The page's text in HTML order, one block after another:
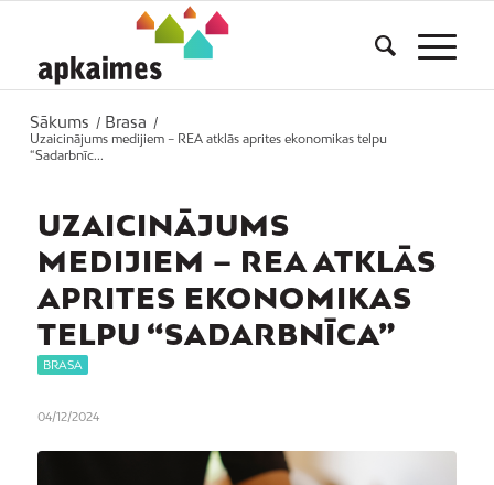
Sākums / Brasa
/
Uzaicinājums medijiem – REA atklās aprites ekonomikas telpu
“Sadarbnīc...
UZAICINĀJUMS
MEDIJIEM – REA ATKLĀS
APRITES EKONOMIKAS
TELPU “SADARBNĪCA”
BRASA
04/12/2024